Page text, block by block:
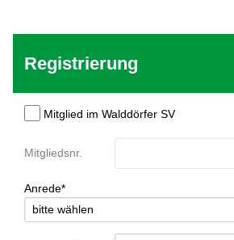
Registrierung
Mitglied im Walddörfer SV
Mitgliedsnr.
Anrede*